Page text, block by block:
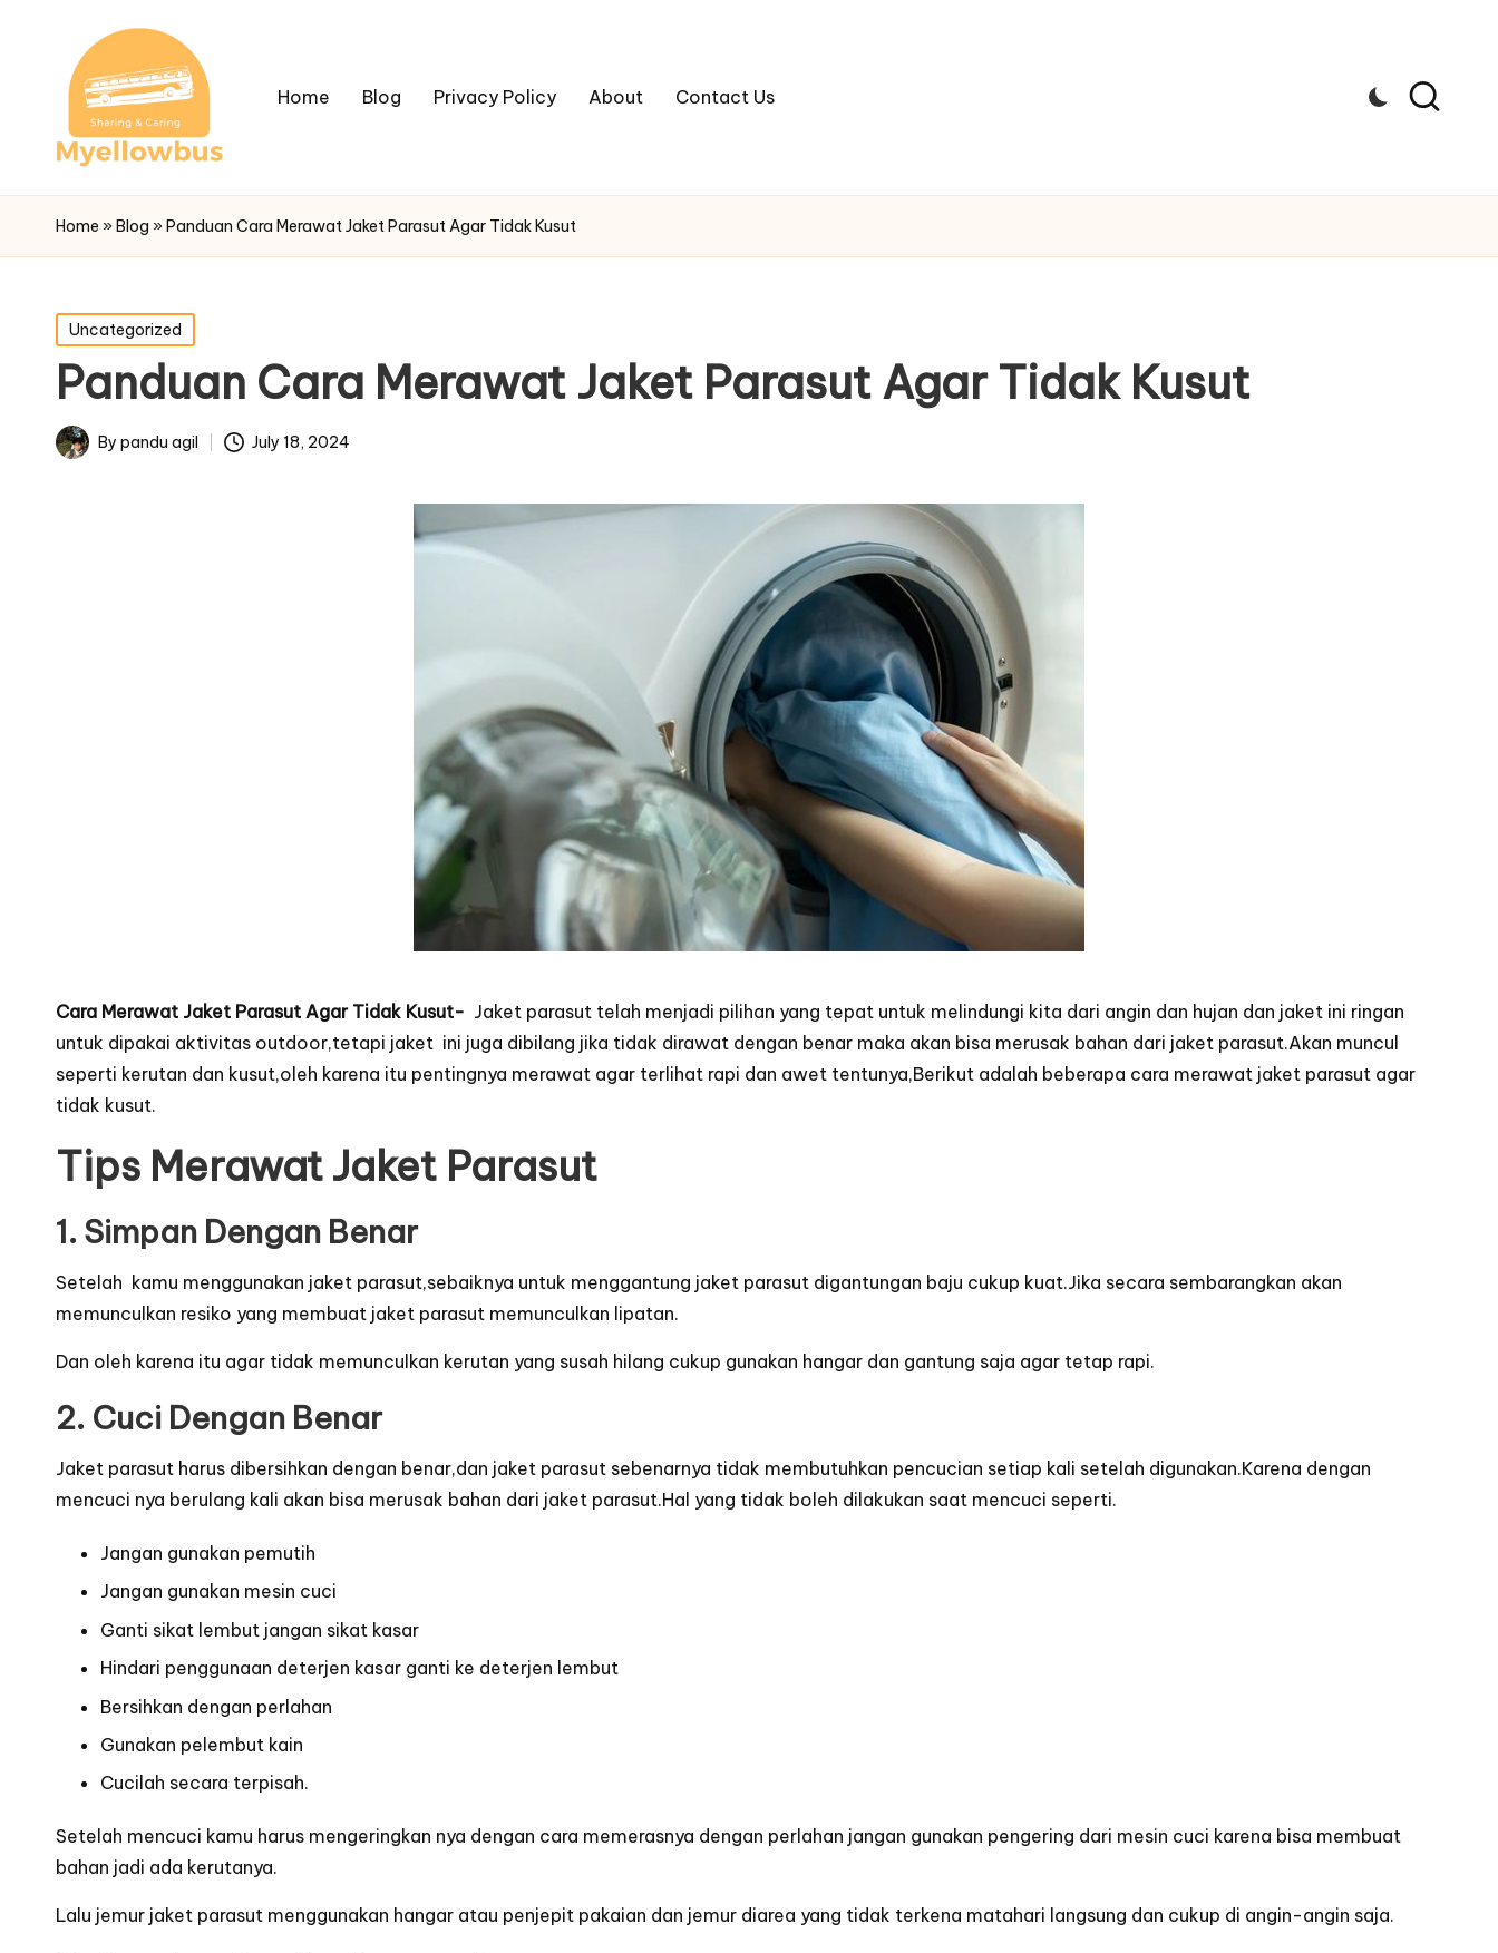
Home Blog Privacy Policy About Contact Us
Home »Blog »Panduan Cara Merawat Jaket Parasut Agar Tidak Kusut
Posted
in
Uncategorized
Panduan Cara Merawat Jaket Parasut Agar Tidak Kusut
PostedBy pandu agil July 18, 2024
Cara Merawat Jaket Parasut Agar Tidak Kusut- Jaket parasut telah menjadi pilihan yang tepat untuk melindungi kita dari angin dan hujan dan jaket ini ringan
untuk dipakai aktivitas outdoor,tetapi jaket ini juga dibilang jika tidak dirawat dengan benar maka akan bisa merusak bahan dari jaket parasut.Akan muncul
seperti kerutan dan kusut,oleh karena itu pentingnya merawat agar terlihat rapi dan awet tentunya,Berikut adalah beberapa cara merawat jaket parasut agar
tidak kusut.
Tips Merawat Jaket Parasut
1. Simpan Dengan Benar
Setelah kamu menggunakan jaket parasut,sebaiknya untuk menggantung jaket parasut digantungan baju cukup kuat.Jika secara sembarangkan akan
memunculkan resiko yang membuat jaket parasut memunculkan lipatan.
Dan oleh karena itu agar tidak memunculkan kerutan yang susah hilang cukup gunakan hangar dan gantung saja agar tetap rapi.
2. Cuci Dengan Benar
Jaket parasut harus dibersihkan dengan benar,dan jaket parasut sebenarnya tidak membutuhkan pencucian setiap kali setelah digunakan.Karena dengan
mencuci nya berulang kali akan bisa merusak bahan dari jaket parasut.Hal yang tidak boleh dilakukan saat mencuci seperti.
Jangan gunakan pemutih
Jangan gunakan mesin cuci
Ganti sikat lembut jangan sikat kasar
Hindari penggunaan deterjen kasar ganti ke deterjen lembut
Bersihkan dengan perlahan
Gunakan pelembut kain
Cucilah secara terpisah.
Setelah mencuci kamu harus mengeringkan nya dengan cara memerasnya dengan perlahan jangan gunakan pengering dari mesin cuci karena bisa membuat
bahan jadi ada kerutanya.
Lalu jemur jaket parasut menggunakan hangar atau penjepit pakaian dan jemur diarea yang tidak terkena matahari langsung dan cukup di angin-angin saja.